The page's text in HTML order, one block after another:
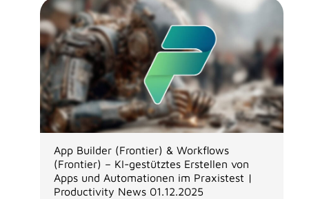
App Builder (Frontier) & Workflows
(Frontier) – KI-gestütztes Erstellen von
Apps und Automationen im Praxistest |
Productivity News 01.12.2025